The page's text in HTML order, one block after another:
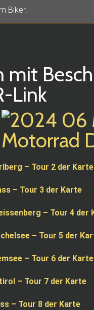
Biker.
mit
Link
– Tour 2 der Karte
– Tour 3 der Karte
– Tour 4 der
– Tour 5 der
– Tour 6 der Karte
– Tour 7 der Karte
– Tour 8 der Karte